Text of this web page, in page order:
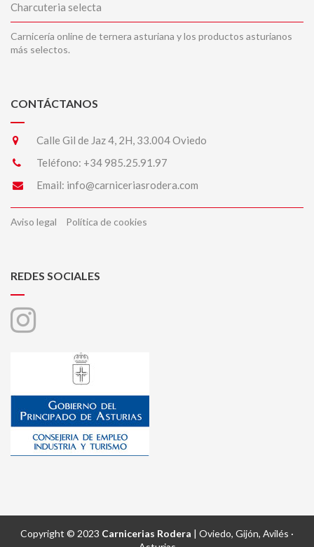
Charcuteria selecta
Carnicería online de ternera asturiana y los productos asturianos
más selectos.
CONTÁCTANOS
Calle Gil de Jaz 4, 2H, 33.004 Oviedo
Teléfono: +34 985.25.91.97
Email: info@carniceriasrodera.com
Aviso legal Política de cookies
REDES SOCIALES
Copyright © 2023 Carnicerias Rodera | Oviedo, Gijón, Avilés ·